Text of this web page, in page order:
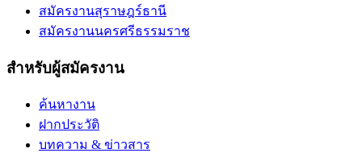
สมัครงานสุราษฎร์ธานี
สมัครงานนครศรีธรรมราช
สำหรับผู้สมัครงาน
ค้นหางาน
ฝากประวัติ
บทความ & ข่าวสาร